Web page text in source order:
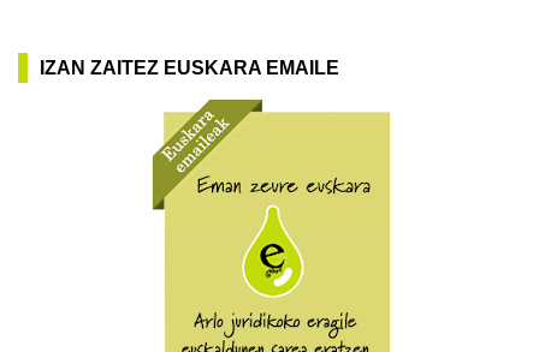
IZAN ZAITEZ EUSKARA EMAILE